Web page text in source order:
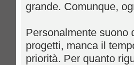
grande. Comunque,
Personalmente suono
progetti, manca il
priorità. Per quanto